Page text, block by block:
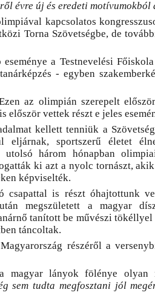
évre új és eredeti motívumokból
kapcsolatos
Torna Szövetségbe, de
a Testnevelési
- egyben
az olimpián szerepelt
először vettek részt e jeles
kellett tenniük a
eljárnak, sportszerű életet
három hónapban
ki azt a nyolc tornászt,
képviselték.
csapattal is részt óhajtottunk
megszületett a magyar
tanított be művészi tökéllyel
táncoltak.
részéről a
magyar lányok fölénye
sem tudta megfosztani jól